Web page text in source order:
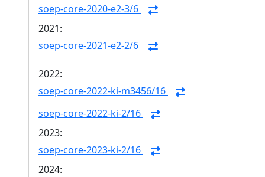
soep-core-2020-e2-3/6
2021:
soep-core-2021-e2-2/6
2022:
soep-core-2022-ki-m3456/16
soep-core-2022-ki-2/16
2023:
soep-core-2023-ki-2/16
2024: